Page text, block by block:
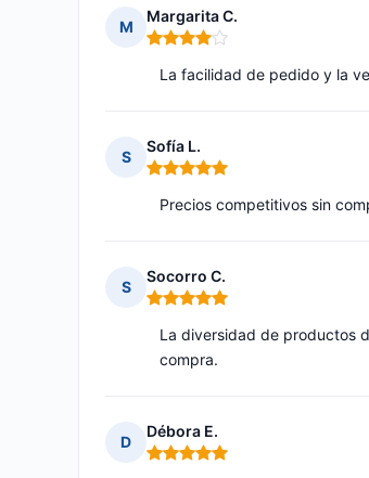
M
Margarita C.
Nota: 4 de 5
La facilidad de pedido y la
S
Sofía L.
Nota: 5 de 5
Precios competitivos sin
S
Socorro C.
Nota: 5 de 5
La diversidad de productos
compra.
D
Débora E.
Nota: 5 de 5